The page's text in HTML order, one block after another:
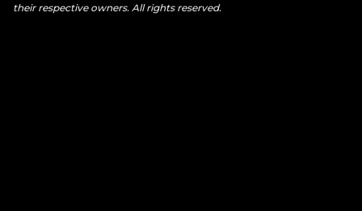
their respective owners. All rights reserved.